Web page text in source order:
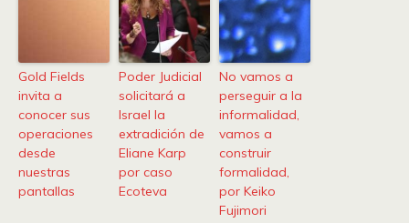
Gold Fields
invita a
conocer sus
operaciones
desde
nuestras
pantallas
Poder Judicial
solicitará a
Israel la
extradición de
Eliane Karp
por caso
Ecoteva
No vamos a
perseguir a la
informalidad,
vamos a
construir
formalidad,
por Keiko
Fujimori